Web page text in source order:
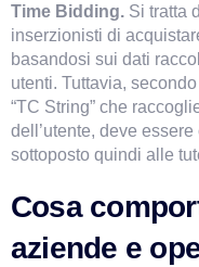
Time Bidding. Si tratta
inserzionisti di
basandosi sui dati
utenti. Tuttavia,
“TC String” che
dell’utente, deve
sottoposto quindi alle
Cosa
aziende e